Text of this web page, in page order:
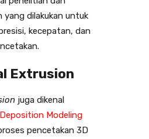
yang dilakukan untuk
kecepatan, dan
Extrusion
juga dikenal
Modeling
pencetakan 3D